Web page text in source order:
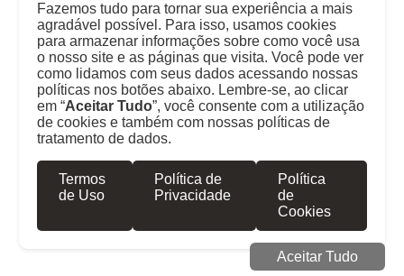
orçamento
já
sou
cliente
LOGIN
não
sou
cliente
preencha
o
formulário
abaixo
em
SUBIR
Fazemos tudo para tornar sua experiência a mais
agradável possível. Para isso, usamos cookies
para armazenar informações sobre como você usa
o nosso site e as páginas que visita. Você pode ver
como lidamos com seus dados acessando nossas
políticas nos botões abaixo. Lembre-se, ao clicar
em “Aceitar Tudo”, você consente com a utilização
de cookies e também com nossas políticas de
tratamento de dados.
Termos
de Uso
Política de
Privacidade
Política
de
Cookies
Aceitar Tudo